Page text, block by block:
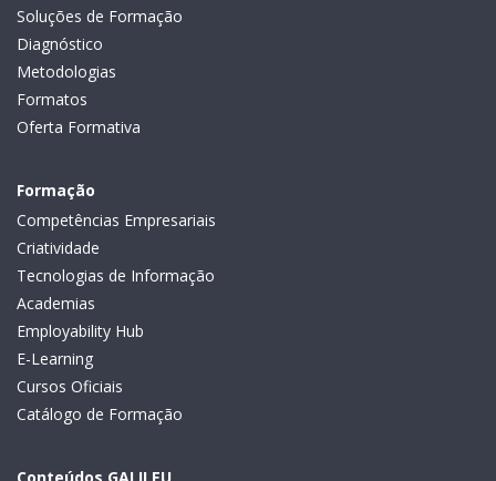
Soluções de Formação
Diagnóstico
Metodologias
Formatos
Oferta Formativa
Formação
Competências Empresariais
Criatividade
Tecnologias de Informação
Academias
Employability Hub
E-Learning
Cursos Oficiais
Catálogo de Formação